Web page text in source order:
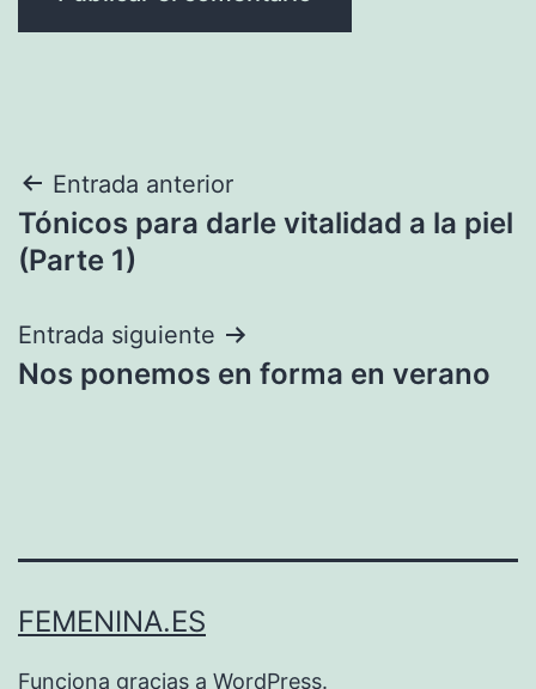
Navegación
de
Entrada anterior
Tónicos para darle vitalidad a la piel
(Parte 1)
Entrada siguiente
Nos ponemos en forma en verano
FEMENINA.ES
Funciona gracias a WordPress.